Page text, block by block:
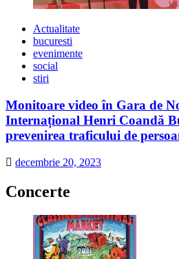
Actualitate
bucuresti
evenimente
social
stiri
Monitoare video în Gara de
Internațional Henri Coandă
prevenirea traficului de
decembrie 20, 2023
Concerte